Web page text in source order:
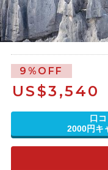
9%OFF
US$3,540
口
2000円キ